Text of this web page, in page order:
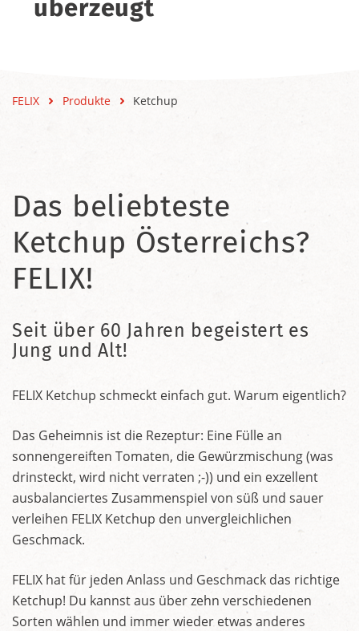
überzeugt
FELIX Produkte Ketchup
Das beliebteste
Ketchup Österreichs?
FELIX!
Seit über 60 Jahren begeistert es
Jung und Alt!
FELIX Ketchup schmeckt einfach gut. Warum eigentlich?
Das Geheimnis ist die Rezeptur: Eine Fülle an
sonnengereiften Tomaten, die Gewürzmischung (was
drinsteckt, wird nicht verraten ;-)) und ein exzellent
ausbalanciertes Zusammenspiel von süß und sauer
verleihen FELIX Ketchup den unvergleichlichen
Geschmack.
FELIX hat für jeden Anlass und Geschmack das richtige
Ketchup! Du kannst aus über zehn verschiedenen
Sorten wählen und immer wieder etwas anderes